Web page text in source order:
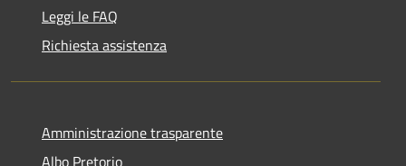
Leggi le FAQ
Richiesta assistenza
Amministrazione trasparente